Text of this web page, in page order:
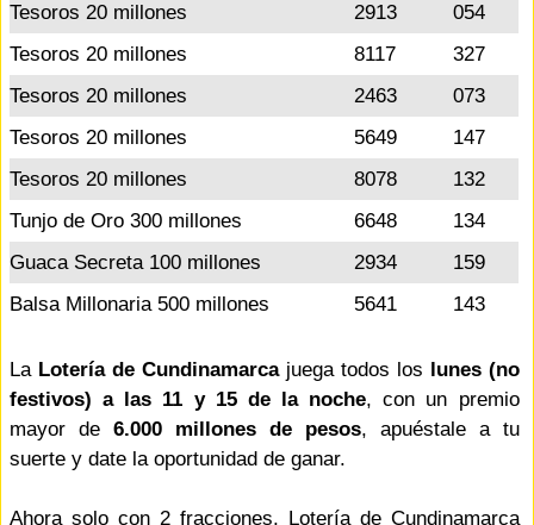
Tesoros 20 millones
2913
054
Tesoros 20 millones
8117
327
Tesoros 20 millones
2463
073
Tesoros 20 millones
5649
147
Tesoros 20 millones
8078
132
Tunjo de Oro 300 millones
6648
134
Guaca Secreta 100 millones
2934
159
Balsa Millonaria 500 millones
5641 143
La Lotería de Cundinamarcajuega todos los lunes (no
festivos) a las 11 y 15 de la noche, con un premio
mayor de 6.000 millones de pesos, apuéstale a tu
suerte y date la oportunidad de ganar.
Ahora solo con 2 fracciones, Lotería de Cundinamarca